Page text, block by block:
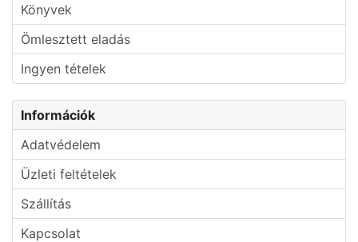
Könyvek
Ömlesztett eladás
Ingyen tételek
Információk
Adatvédelem
Üzleti feltételek
Szállítás
Kapcsolat